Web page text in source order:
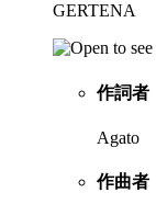
GERTENA
作詞者
Agato
作曲者